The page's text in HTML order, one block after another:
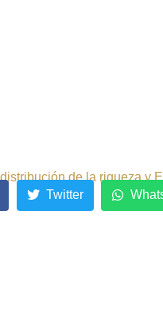
de la riqueza y
Twitter